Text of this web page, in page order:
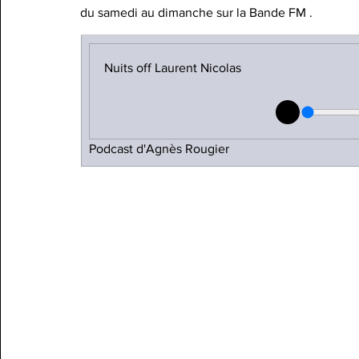
du samedi au dimanche sur la Bande FM .
Nuits off Laurent Nicolas
Podcast d'Agnès Rougier